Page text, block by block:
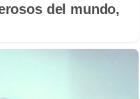
del mundo,